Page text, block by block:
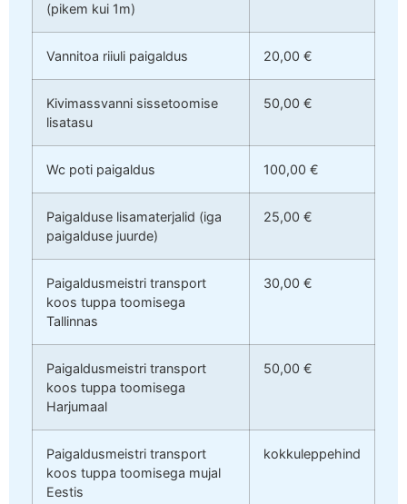
(pikem kui 1m)
Vannitoa riiuli paigaldus 20,00 €
Kivimassvanni sissetoomise
lisatasu
50,00 €
Wc poti paigaldus 100,00 €
Paigalduse lisamaterjalid (iga
paigalduse juurde)
25,00 €
Paigaldusmeistri transport
koos tuppa toomisega
Tallinnas
30,00 €
Paigaldusmeistri transport
koos tuppa toomisega
Harjumaal
50,00 €
Paigaldusmeistri transport
koos tuppa toomisega mujal
Eestis
kokkuleppehind